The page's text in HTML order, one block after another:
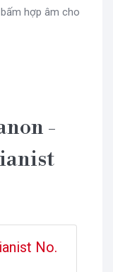
hợp âm cho
-
No.